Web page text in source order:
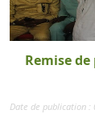
Remise
Date de publication :